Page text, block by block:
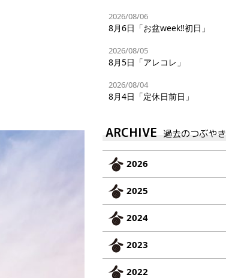
2026/08/06
8月6日「お盆week‼︎初日」
2026/08/05
8月5日「アレコレ」
2026/08/04
8月4日「定休日前日」
ARCHIVE 過去のつぶやき
2026
2025
2024
2023
2022